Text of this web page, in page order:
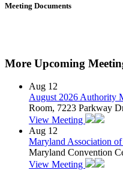
Meeting Documents
More Upcoming
Aug 12
August 2026 Authority
Room, 7223 Parkway
View Meeting
Aug 12
Maryland Association
Maryland Convention
View Meeting